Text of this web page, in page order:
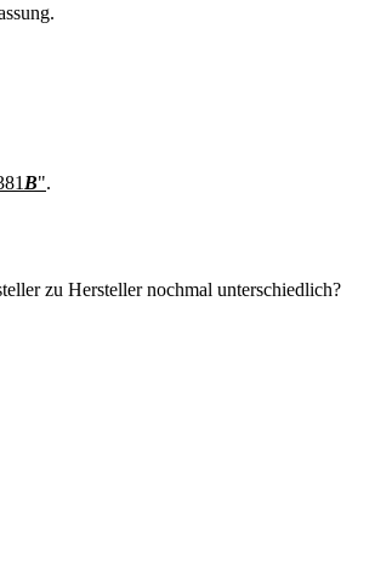
B".
zu Hersteller nochmal unterschiedlich?